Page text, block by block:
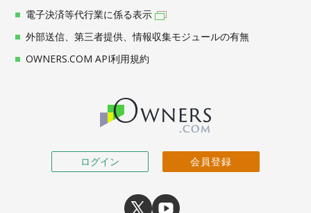
ログイン 会員登録
X
電子決済等代行業に係る表示
外部送信、第三者提供、情報収集モジュールの有無
OWNERS.COM API利用規約